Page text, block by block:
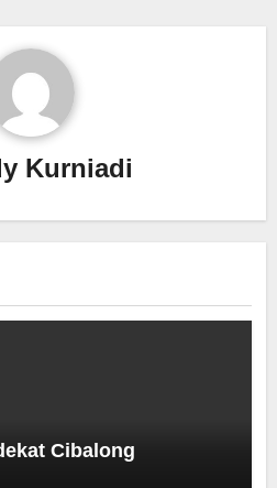
Kurniadi
‎Cibalong